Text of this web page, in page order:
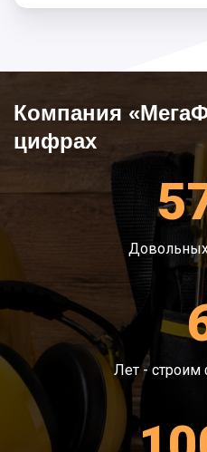
наличии грунтовых вод.
Компания
цифрах
Лет -